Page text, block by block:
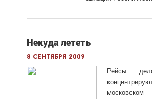
Некуда лететь
8 сентября 2009
Рейсы